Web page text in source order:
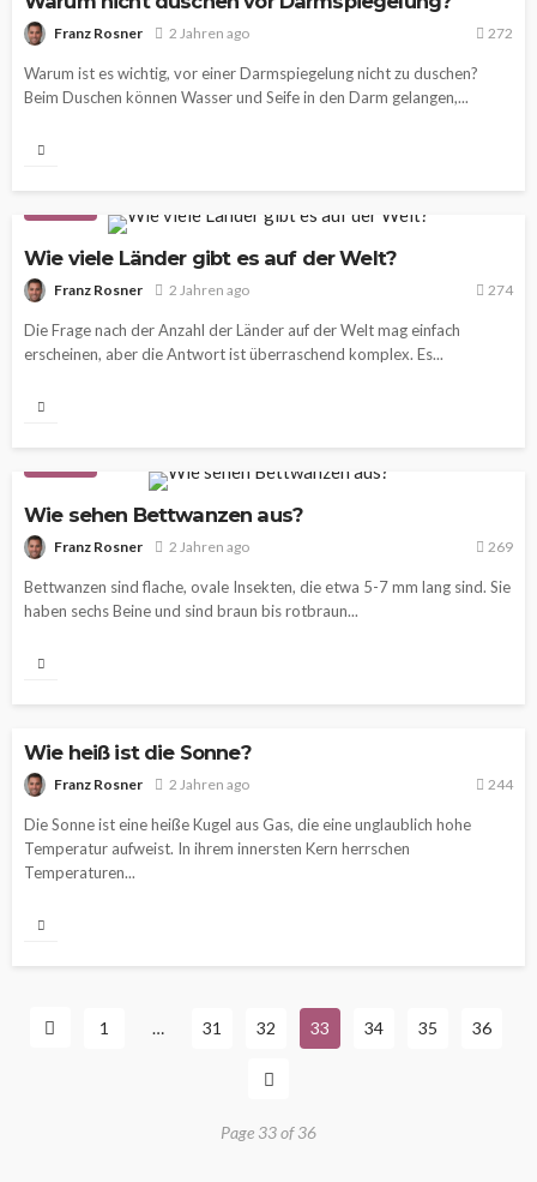
Franz Rosner 2 Jahren ago 272
Warum ist es wichtig, vor einer Darmspiegelung nicht zu duschen?
Beim Duschen können Wasser und Seife in den Darm gelangen,...
Wie viele Länder gibt es auf der Welt?
Franz Rosner 2 Jahren ago 274
Die Frage nach der Anzahl der Länder auf der Welt mag einfach
erscheinen, aber die Antwort ist überraschend komplex. Es...
Wie sehen Bettwanzen aus?
Franz Rosner 2 Jahren ago 269
Bettwanzen sind flache, ovale Insekten, die etwa 5-7 mm lang sind. Sie
haben sechs Beine und sind braun bis rotbraun...
Wie heiß ist die Sonne?
Franz Rosner 2 Jahren ago 244
Die Sonne ist eine heiße Kugel aus Gas, die eine unglaublich hohe
Temperatur aufweist. In ihrem innersten Kern herrschen
Temperaturen...
1 … 31 32 33 34 35 36
Page 33 of 36